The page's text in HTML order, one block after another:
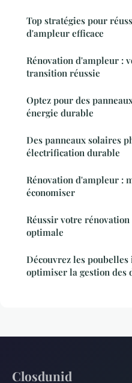
Top stratégies pour
d'ampleur efficace
Rénovation d'ampleur :
transition réussie
Optez pour des
énergie durable
Des panneaux solaires
électrification durable
Rénovation d'ampleur :
économiser
Réussir votre
optimale
Découvrez les
optimiser la gestion des
Closdunid